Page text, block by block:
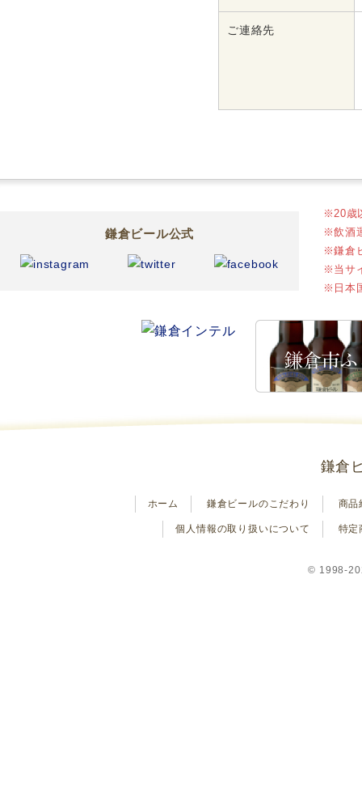
ご連絡先
鎌倉ビール公式
※20歳
※飲酒
※鎌倉
※ 当サ
※ 日本
鎌倉
ホーム 鎌倉ビールのこだわり 商品
個人情報の取り扱いについて 特定
© 1998-